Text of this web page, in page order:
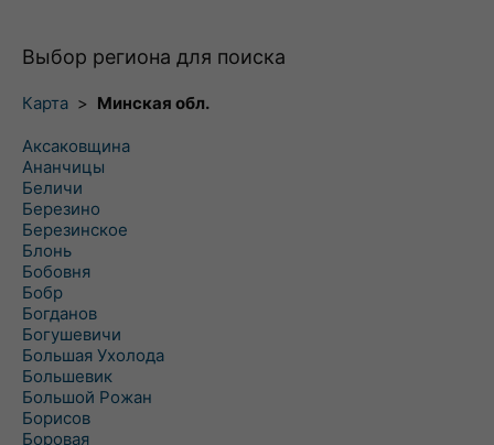
Выбор региона для поиска
Карта > Минская обл.
Аксаковщина
Ананчицы
Беличи
Березино
Березинское
Блонь
Бобовня
Бобр
Богданов
Богушевичи
Большая Ухолода
Большевик
Большой Рожан
Борисов
Боровая